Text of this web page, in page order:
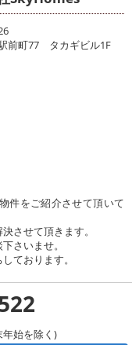
前町77 タカギビル1F
件をご紹介させて頂いて
させて頂きます。
さいませ。
ております。
年始を除く)